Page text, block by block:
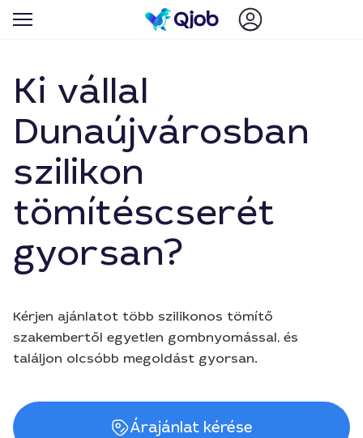
Ki vállal
Dunaújvárosban
szilikon
tömítéscserét
gyorsan?
Kérjen ajánlatot több szilikonos tömítő
szakembertől egyetlen gombnyomással, és
találjon olcsóbb megoldást gyorsan.
Árajánlat kérése